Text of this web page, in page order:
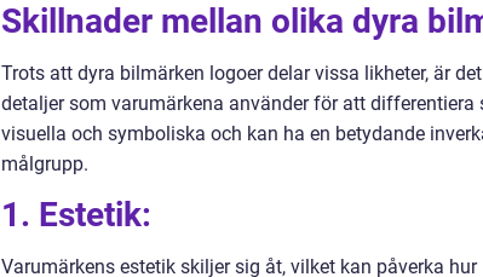
Skillnader mellan olika dyra
Trots att dyra bilmärken logoer delar vissa likheter, är
detaljer som varumärkena använder för att
visuella och symboliska och kan ha en betydande
målgrupp.
1. Estetik:
Varumärkens estetik skiljer sig åt, vilket kan påverka